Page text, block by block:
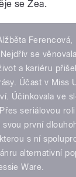
se Zea.
Ferencová,
se
a kariéru
Účast v Miss
Účinkovala ve
seriálovou
svou první
s ní
alternativní
Ware.